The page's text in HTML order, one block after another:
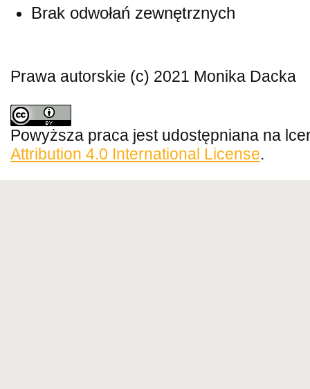
Brak odwołań zewnętrznych
Prawa autorskie (c) 2021 Monika Dacka
Powyższa praca jest udostępniana na
Attribution 4.0 International License.